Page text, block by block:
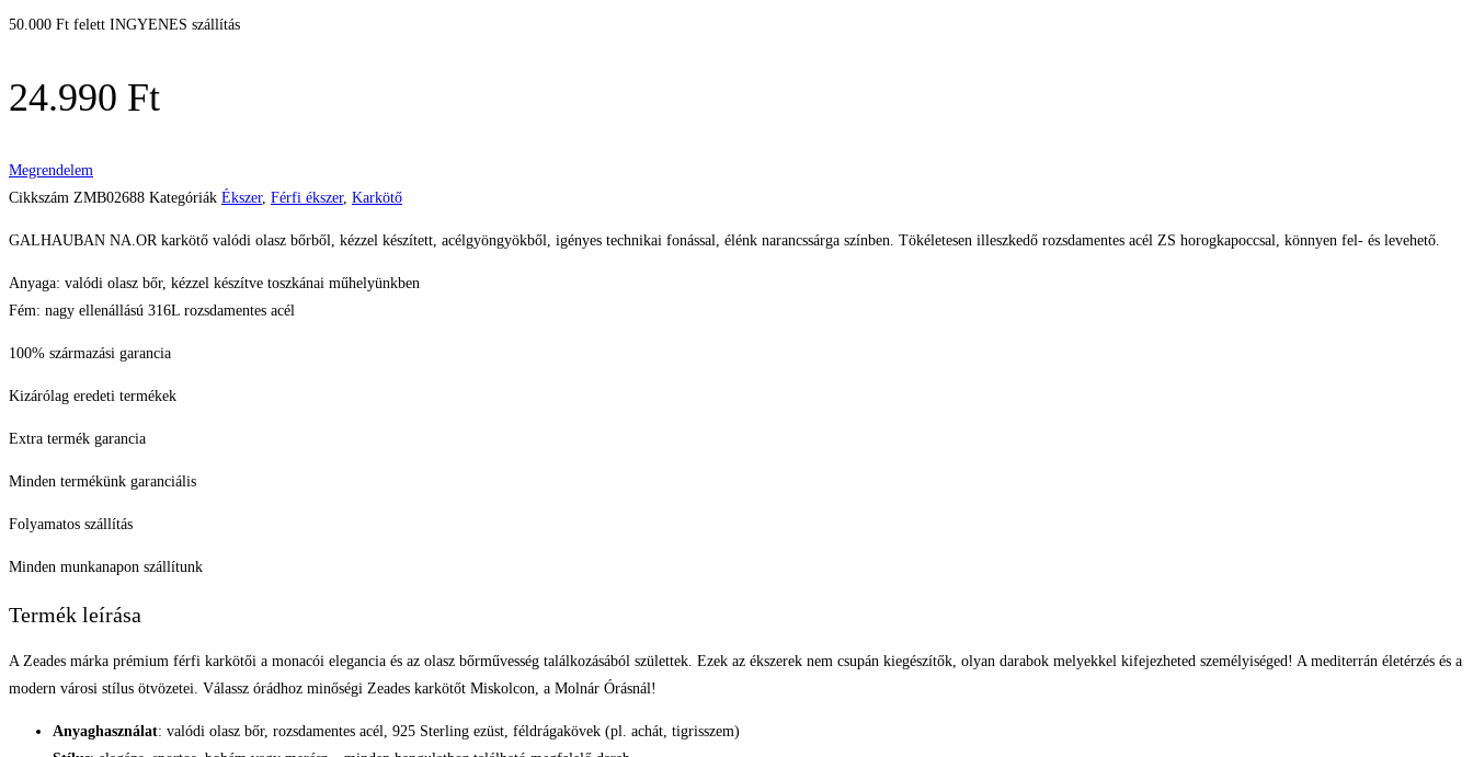
50.000 Ft felett INGYENES szállítás
24.990 Ft
Megrendelem
Cikkszám ZMB02688 Kategóriák Ékszer, Férfi ékszer, Karkötő
GALHAUBAN NA.OR karkötő valódi olasz bőrből, kézzel készített, acélgyöngyökből, igényes technikai fonással, élénk narancssárga színben. Tökéletesen illeszkedő rozsdamentes acél ZS horogkapoccsal, könnyen fel- és levehető.
Anyaga: valódi olasz bőr, kézzel készítve toszkánai műhelyünkben
Fém: nagy ellenállású 316L rozsdamentes acél
100% származási garancia
Kizárólag eredeti termékek
Extra termék garancia
Minden termékünk garanciális
Folyamatos szállítás
Minden munkanapon szállítunk
Termék leírása
A Zeades márka prémium férfi karkötői a monacói elegancia és az olasz bőrművesség találkozásából születtek. Ezek az ékszerek nem csupán kiegészítők, olyan darabok melyekkel kifejezheted személyiséged! A mediterrán életérzés és a
modern városi stílus ötvözetei. Válassz órádhoz minőségi Zeades karkötőt Miskolcon, a Molnár Órásnál!
Anyaghasználat: valódi olasz bőr, rozsdamentes acél, 925 Sterling ezüst, féldrágakövek (pl. achát, tigrisszem)